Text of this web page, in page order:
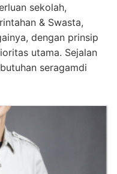
sekolah,
& Swasta,
dengan prinsip
utama. Sejalan
seragamdi